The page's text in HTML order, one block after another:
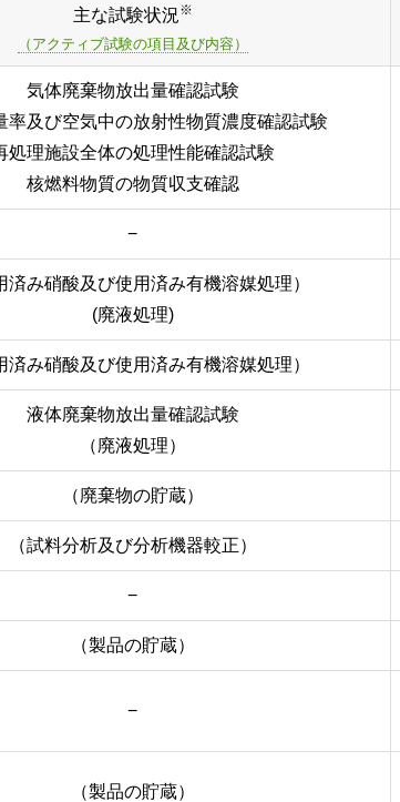
主な試験状況※
（アクティブ試験の項目及び内容）
気体廃棄物放出量確認試験
率及び空気中の放射性物質濃度確認試験
処理施設全体の処理性能確認試験
核燃料物質の物質収支確認
−
済み硝酸及び使用済み有機溶媒処理）
(廃液処理)
済み硝酸及び使用済み有機溶媒処理）
液体廃棄物放出量確認試験
（廃液処理）
（廃棄物の貯蔵）
（試料分析及び分析機器較正）
−
（製品の貯蔵）
−
（製品の貯蔵）